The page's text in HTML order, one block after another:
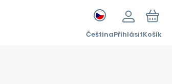
ČeštinaPřihlásitKošík